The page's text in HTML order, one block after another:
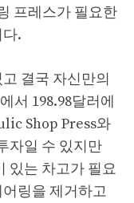
프레스가 필요한
.
결국 자신만의
서 198.98달러에
Shop Press와
자일 수 있지만
있는 차고가 필요
링을 제거하고